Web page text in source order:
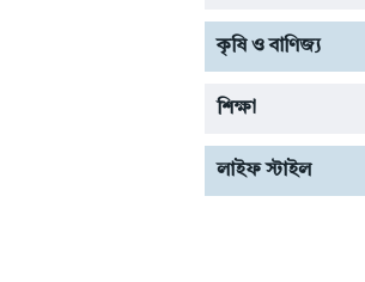
কৃষি ও বাণিজ্য
শিক্ষা
লাইফ স্টাইল